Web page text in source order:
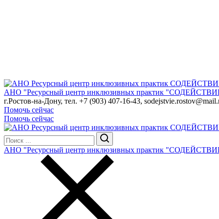
АНО "Ресурсный центр инклюзивных практик
г.Ростов-на-Дону, тел. +7 (903) 407-16-43,
Помочь сейчас
Помочь сейчас
АНО "Ресурсный центр инклюзивных практик